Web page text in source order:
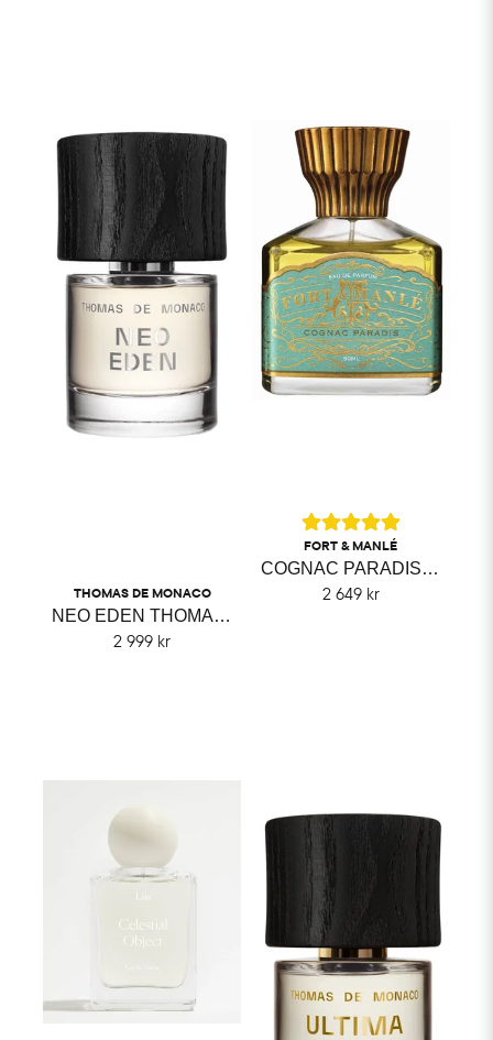
THOMAS DE MONACO
NEO EDEN THOMAS DE MONACO
2 999 kr
FORT & MANLÉ
COGNAC PARADIS FORT & MANLÉ
2 649 kr